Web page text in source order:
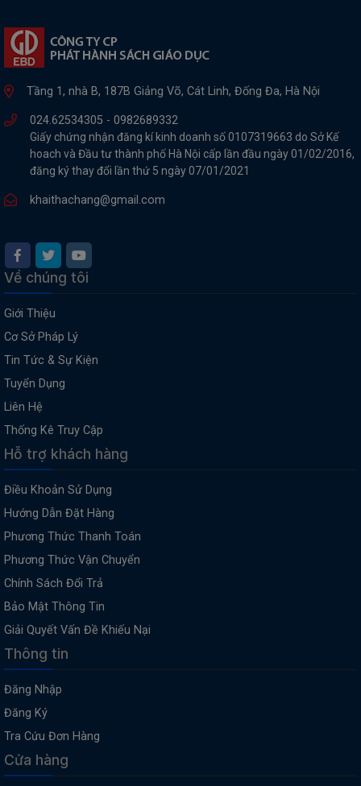
Tầng 1, nhà B, 187B Giảng Võ, Cát Linh, Đống Đa, Hà Nội
024.62534305 - 0982689332
Giấy chứng nhận đăng kí kinh doanh số 0107319663 do Sở Kế
hoach và Đầu tư thành phố Hà Nội cấp lần đầu ngày 01/02/2016,
đăng ký thay đổi lần thứ 5 ngày 07/01/2021
khaithachang@gmail.com
Về chúng tôi
Giới Thiệu
Cơ Sở Pháp Lý
Tin Tức & Sự Kiện
Tuyển Dụng
Liên Hệ
Thống Kê Truy Cập
Hỗ trợ khách hàng
Điều Khoản Sử Dụng
Hướng Dẫn Đặt Hàng
Phương Thức Thanh Toán
Phương Thức Vận Chuyển
Chính Sách Đổi Trả
Bảo Mật Thông Tin
Giải Quyết Vấn Đề Khiếu Nại
Thông tin
Đăng Nhập
Đăng Ký
Tra Cứu Đơn Hàng
Cửa hàng